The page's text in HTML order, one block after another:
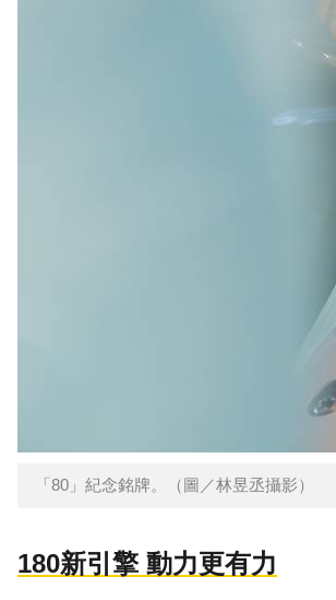
「80」紀念銘牌。（圖／林昱丞攝影）
180新引擎 動力更有力